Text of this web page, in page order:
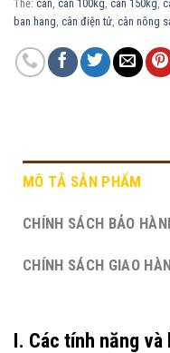
Thẻ: can, can 100kg, can 150kg,
ban hang, cân điện tử, cân nông
MÔ TẢ SẢN PHẨM
CHÍNH SÁCH BẢO
CHÍNH SÁCH GIAO
I. Các tính năng